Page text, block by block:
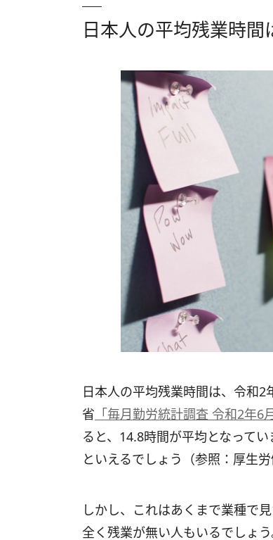
日本人の平均残業時間
日本人の平均残業時間は、令和
省 「毎月勤労統計調査 令和2年6
ると、14.8時間が平均となって
といえるでしょう（参照：厚生
しかし、これはあくまで業種で
全く残業が無い人もいるでしょ